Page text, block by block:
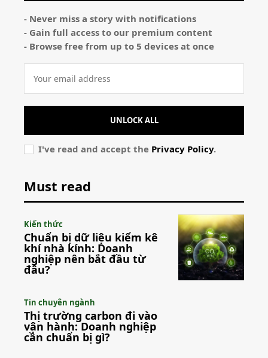
- Never miss a story with notifications
- Gain full access to our premium content
- Browse free from up to 5 devices at once
UNLOCK ALL
I've read and accept the Privacy Policy.
Must read
Kiến thức
Chuẩn bị dữ liệu kiểm kê
khí nhà kính: Doanh
nghiệp nên bắt đầu từ
đâu?
Tin chuyên ngành
Thị trường carbon đi vào
vận hành: Doanh nghiệp
cần chuẩn bị gì?